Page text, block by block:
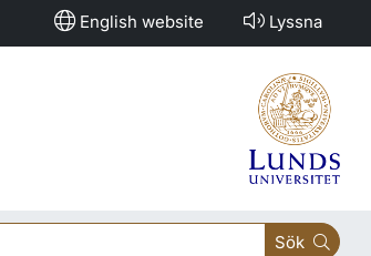
English website Lyssna
Sök